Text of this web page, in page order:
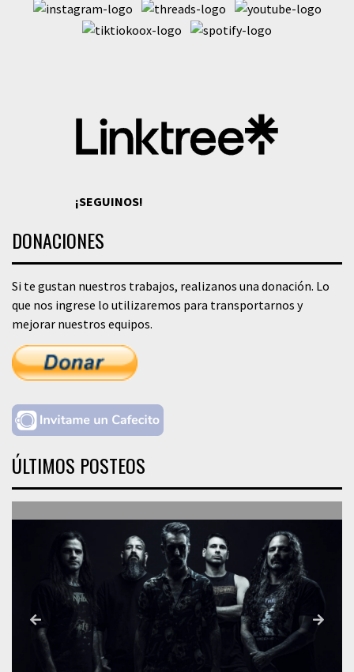
¡SEGUINOS!
DONACIONES
Si te gustan nuestros trabajos, realizanos una donación. Lo
que nos ingrese lo utilizaremos para transportarnos y
mejorar nuestros equipos.
ÚLTIMOS POSTEOS